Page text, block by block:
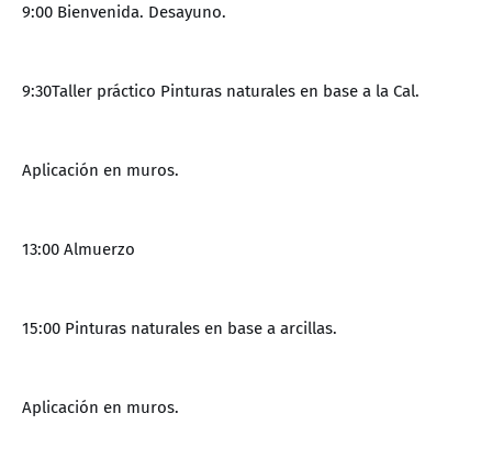
9:00 Bienvenida. Desayuno.
9:30Taller práctico Pinturas naturales en base a la Cal.
Aplicación en muros.
13:00 Almuerzo
15:00 Pinturas naturales en base a arcillas.
Aplicación en muros.